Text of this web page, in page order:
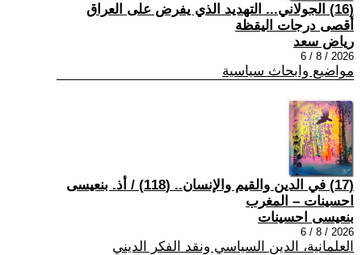
(16) الجولاني... التهديد الذي يفرض على العراق
أقصى درجات اليقظة
رياض سعد
2026 / 8 / 6
مواضيع وابحاث سياسية
(17) في الدين والقيم والإنسان.. (118) / أذ. بنعيسى
احسينات – المغرب
بنعيسى احسينات
2026 / 8 / 6
العلمانية، الدين السياسي ونقد الفكر الديني